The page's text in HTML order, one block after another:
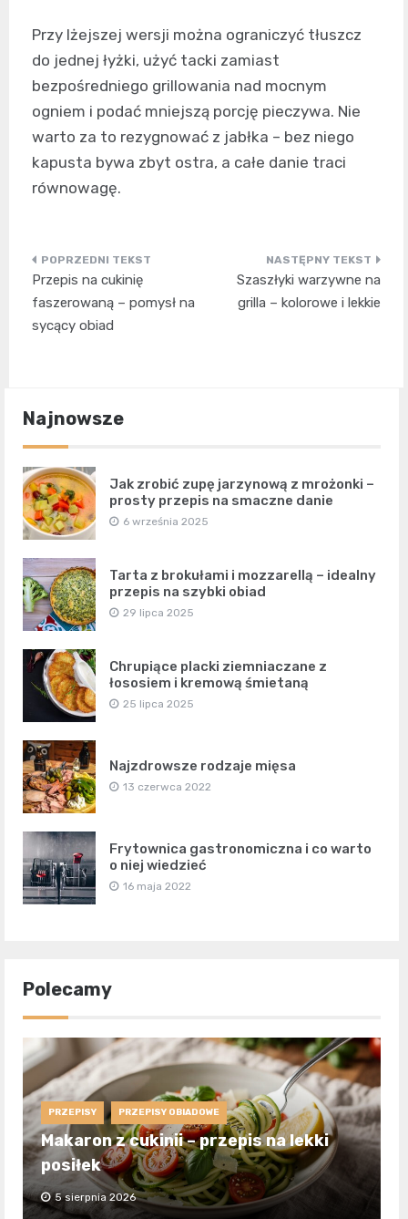
Przy lżejszej wersji można ograniczyć tłuszcz
do jednej łyżki, użyć tacki zamiast
bezpośredniego grillowania nad mocnym
ogniem i podać mniejszą porcję pieczywa. Nie
warto za to rezygnować z jabłka – bez niego
kapusta bywa zbyt ostra, a całe danie traci
równowagę.
Nawigacja
wpisu
Przepis na cukinię
faszerowaną – pomysł na
sycący obiad
Szaszłyki warzywne na
grilla – kolorowe i lekkie
Najnowsze
Jak zrobić zupę jarzynową z mrożonki –
prosty przepis na smaczne danie
6 września 2025
Tarta z brokułami i mozzarellą – idealny
przepis na szybki obiad
29 lipca 2025
Chrupiące placki ziemniaczane z
łososiem i kremową śmietaną
25 lipca 2025
Najzdrowsze rodzaje mięsa
13 czerwca 2022
Frytownica gastronomiczna i co warto
o niej wiedzieć
16 maja 2022
Polecamy
PRZEPISY PRZEPISY OBIADOWE
Makaron z cukinii – przepis na lekki
posiłek
5 sierpnia 2026